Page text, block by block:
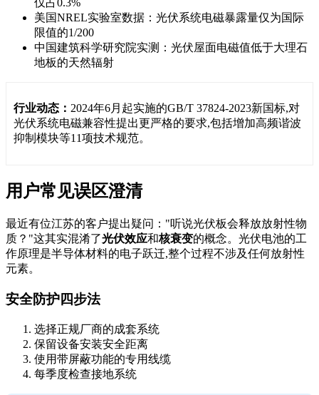
仅占0.3%
美国NREL实验室数据：光伏系统电磁暴露量仅为国际
限值的1/200
中国建筑科学研究院实测：光伏屋面电磁值低于大理石
地板的天然辐射
行业动态： 2024年6月起实施的GB/T 37824-2023新国标,对
光伏系统电磁兼容性提出更严格的要求,包括增加高频谐波
抑制模块等11项技术规范。
用户常见误区澄清
最近有位江苏的客户提出疑问："听说光伏板会释放放射性物
质？"这其实混淆了光伏效应和核衰变的概念。光伏电池的工
作原理是半导体材料的电子跃迁,整个过程不涉及任何放射性
元素。
安全防护四步法
选择正规厂商的成套系统
保留设备安装安全距离
使用带屏蔽功能的专用线缆
每季度检查接地系统